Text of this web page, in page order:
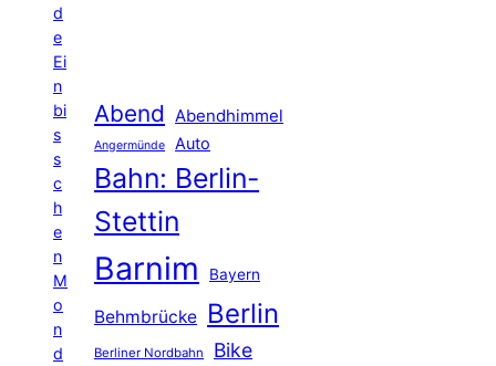
d
e
Ei
n
bi
s
s
c
h
e
n
M
o
n
d
Abend Abendhimmel
Angermünde Auto
Bahn: Berlin-
Stettin
Barnim Bayern
Behmbrücke Berlin
Berliner Nordbahn Bike